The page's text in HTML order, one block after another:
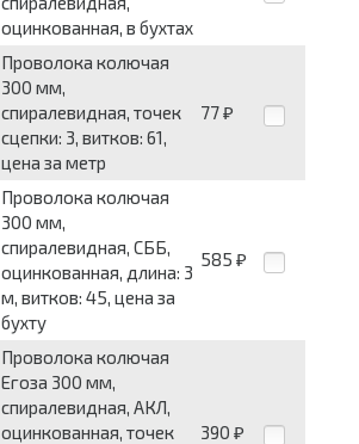
оцинкованная, в бухтах
Проволока колючая
300 мм,
спиралевидная, точек
сцепки: 3, витков: 61,
цена за метр
77 ₽
Проволока колючая
300 мм,
спиралевидная, СББ,
оцинкованная, длина: 3
м, витков: 45, цена за
бухту
585 ₽
Проволока колючая
Егоза 300 мм,
спиралевидная, АКЛ,
оцинкованная, точек
390 ₽